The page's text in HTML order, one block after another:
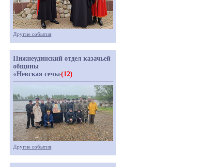
Другие события
Нижнеудинский отдел казачьей
общины
«Невская сечь»(12)
Другие события